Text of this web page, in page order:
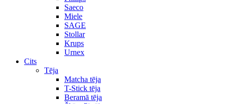
Saeco
Miele
SAGE
Stollar
Krups
Urnex
Cits
Tēja
Matcha tēja
T-Stick tēja
Beramā tēja